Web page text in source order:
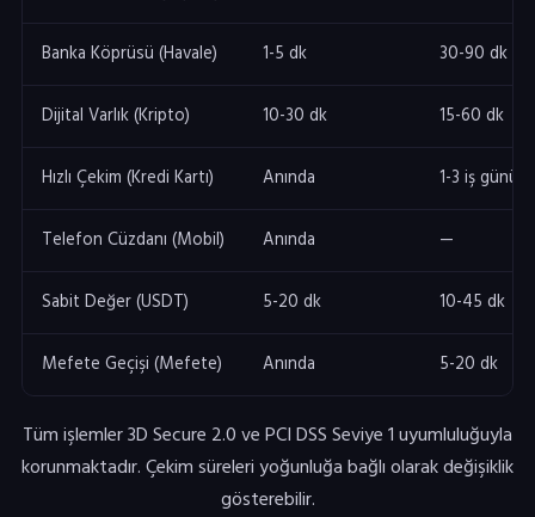
Banka Köprüsü (Havale) 1-5 dk 30-90 dk
Dijital Varlık (Kripto) 10-30 dk 15-60 dk
Hızlı Çekim (Kredi Kartı) Anında 1-3 iş günü
Telefon Cüzdanı (Mobil) Anında —
Sabit Değer (USDT) 5-20 dk 10-45 dk
Mefete Geçişi (Mefete) Anında 5-20 dk
Tüm işlemler 3D Secure 2.0 ve PCI DSS Seviye 1 uyumluluğuyla
korunmaktadır. Çekim süreleri yoğunluğa bağlı olarak değişiklik
gösterebilir.